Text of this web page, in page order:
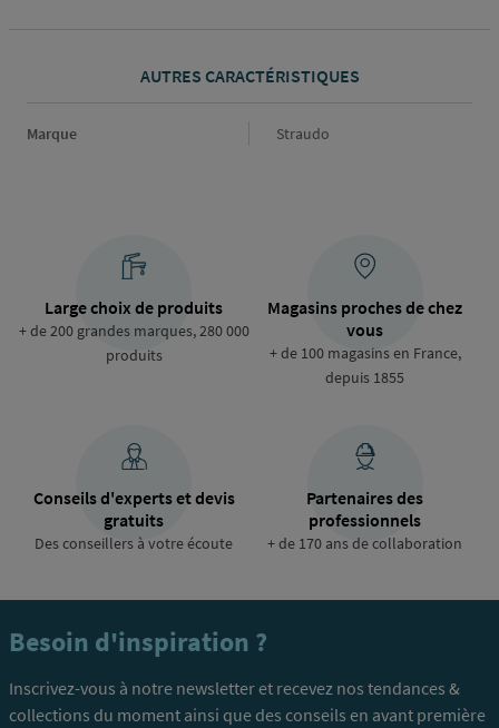
AUTRES CARACTÉRISTIQUES
Marque Marque
Straudo
Large choix de produits
+ de 200 grandes marques, 280 000
produits
Magasins proches de chez
vous
+ de 100 magasins en France,
depuis 1855
Conseils d'experts et devis
gratuits
Des conseillers à votre écoute
Partenaires des
professionnels
+ de 170 ans de collaboration
Besoin d'inspiration ?
Inscrivez-vous à notre newsletter et recevez nos tendances &
collections du moment ainsi que des conseils en avant première